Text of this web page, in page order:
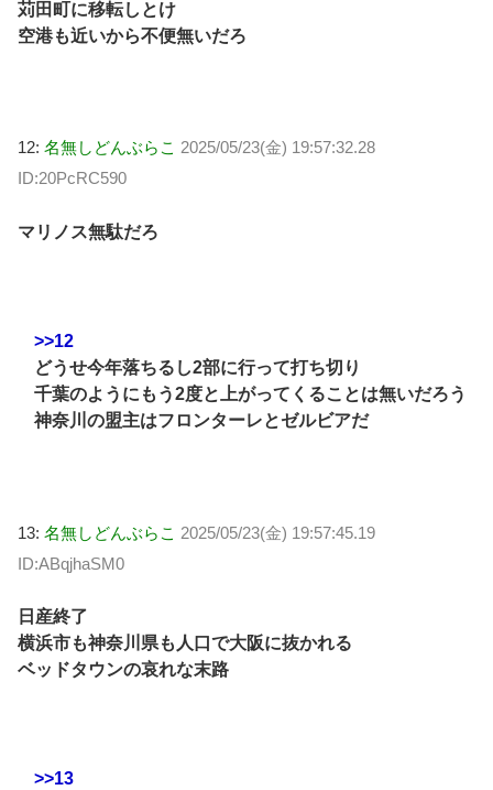
苅田町に移転しとけ
空港も近いから不便無いだろ
12: 名無しどんぶらこ 2025/05/23(金) 19:57:32.28
ID:20PcRC590
マリノス無駄だろ
>>12
どうせ今年落ちるし2部に行って打ち切り
千葉のようにもう2度と上がってくることは無いだろう
神奈川の盟主はフロンターレとゼルビアだ
13: 名無しどんぶらこ 2025/05/23(金) 19:57:45.19
ID:ABqjhaSM0
日産終了
横浜市も神奈川県も人口で大阪に抜かれる
ベッドタウンの哀れな末路
>>13